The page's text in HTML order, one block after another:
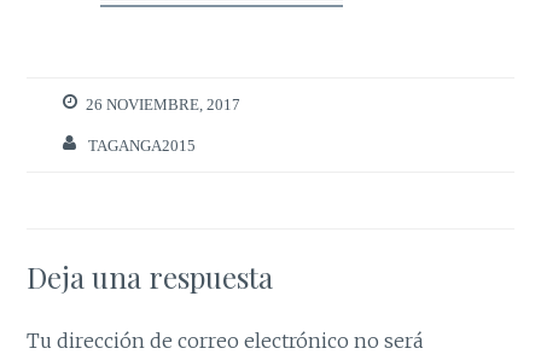
26 NOVIEMBRE, 2017
TAGANGA2015
Deja una respuesta
Tu dirección de correo electrónico no será